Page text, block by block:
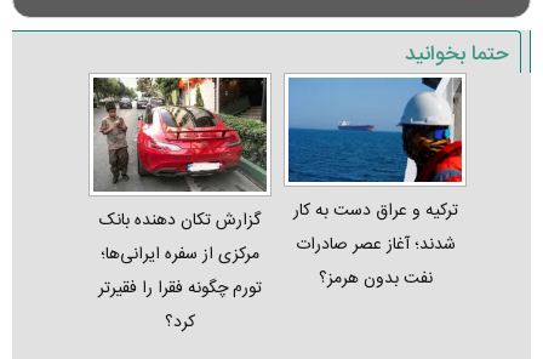
حتما بخوانید
ترکیه و عراق دست به کار
شدند؛ آغاز عصر صادرات
نفت بدون هرمز؟
گزارش تکان‌ دهنده بانک
مرکزی از سفره ایرانی‌ها؛
تورم چگونه فقرا را فقیرتر
کرد؟